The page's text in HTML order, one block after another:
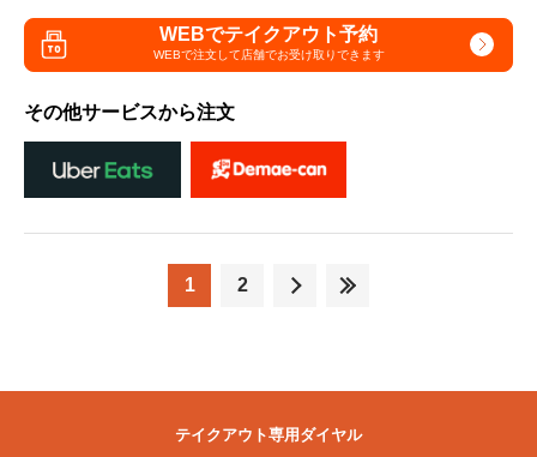
WEBでテイクアウト予約
WEBで注文して店舗でお受け取りできます
その他サービスから注文
1 2
テイクアウト専用ダイヤル